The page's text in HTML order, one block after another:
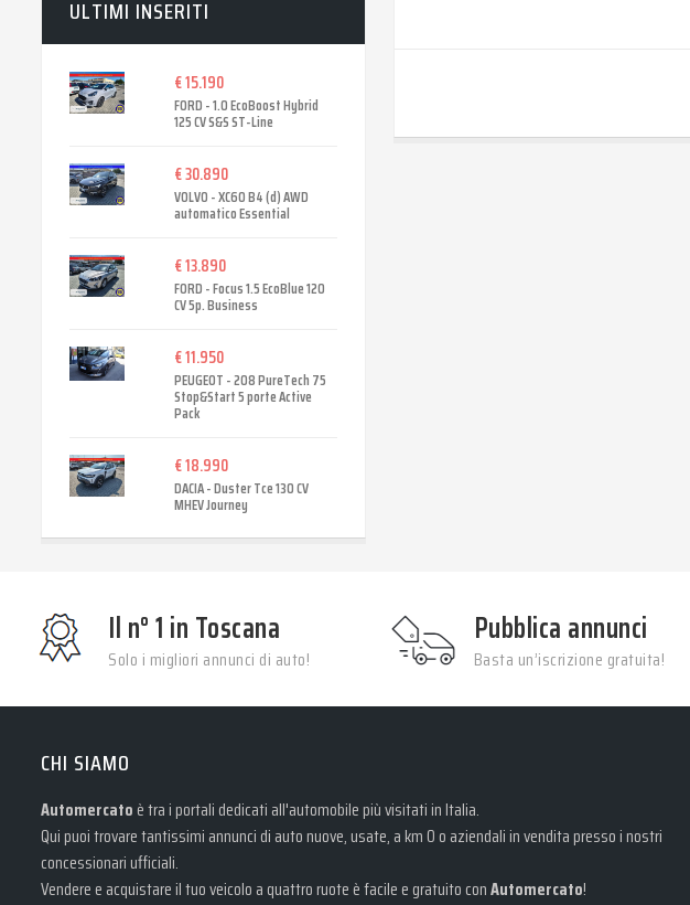
ULTIMI INSERITI
€ 15.190
FORD - 1.0 EcoBoost Hybrid
125 CV S&S ST-Line
€ 30.890
VOLVO - XC60 B4 (d) AWD
automatico Essential
€ 13.890
FORD - Focus 1.5 EcoBlue 120
CV 5p. Business
€ 11.950
PEUGEOT - 208 PureTech 75
Stop&Start 5 porte Active
Pack
€ 18.990
DACIA - Duster Tce 130 CV
MHEV Journey
Il n° 1 in Toscana
Solo i migliori annunci di auto!
Pubblica annunci
Basta un’iscrizione gratuita!
CHI SIAMO
Automercato è tra i portali dedicati all'automobile più visitati in Italia.
Qui puoi trovare tantissimi annunci di auto nuove, usate, a km 0 o aziendali in vendita presso i nostri
concessionari ufficiali.
Vendere e acquistare il tuo veicolo a quattro ruote è facile e gratuito conAutomercato!